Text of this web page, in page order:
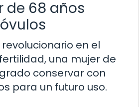
de 68 años
en el
una mujer de
conservar con
para un futuro uso.